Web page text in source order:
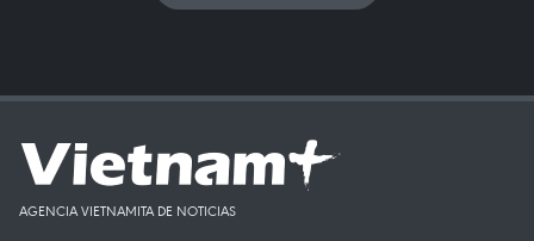
AGENCIA VIETNAMITA DE NOTICIAS